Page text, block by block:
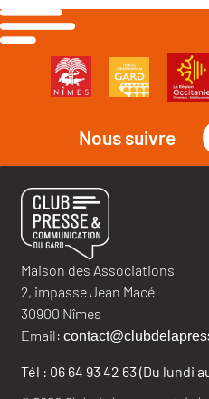
Nous suivre
Maison des Associations
2, impasse Jean Macé
30900 Nîmes
Email:
Tél : 06 64 93 42 63 (Du lundi